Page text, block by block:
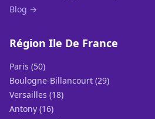
Blog →
Région Ile De France
Paris (50)
Boulogne-Billancourt (29)
Versailles (18)
Antony (16)